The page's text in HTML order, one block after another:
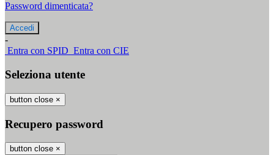
Password dimenticata?
-
Entra con SPID Entra con CIE
Seleziona utente
button close ×
Recupero password
button close ×